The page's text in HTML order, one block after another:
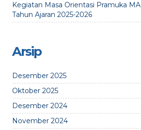
Kegiatan Masa Orientasi Pramuka
Tahun Ajaran 2025-2026
Arsip
Desember 2025
Oktober 2025
Desember 2024
November 2024